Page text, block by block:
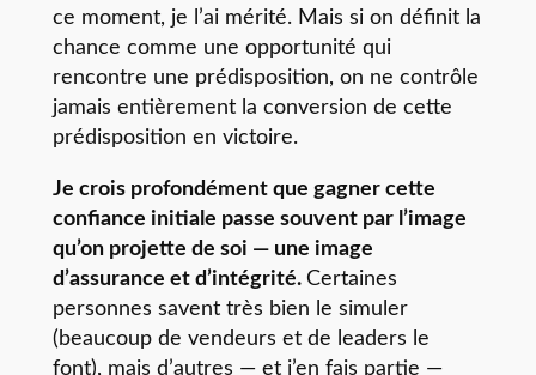
ce moment, je l’ai mérité. Mais si on définit la
chance comme une opportunité qui
rencontre une prédisposition, on ne contrôle
jamais entièrement la conversion de cette
prédisposition en victoire.
Je crois profondément que gagner cette
confiance initiale passe souvent par l’image
qu’on projette de soi — une image
d’assurance et d’intégrité. Certaines
personnes savent très bien le simuler
(beaucoup de vendeurs et de leaders le
font), mais d’autres — et j’en fais partie —